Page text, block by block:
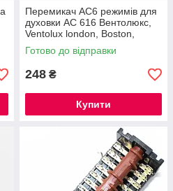
Перемикач АС6 режимів для
духовки АС 616 Вентолюкс,
Ventolux london, Boston,
Calgary 7-мі позиційний
Готово до відправки
248 ₴
Купити